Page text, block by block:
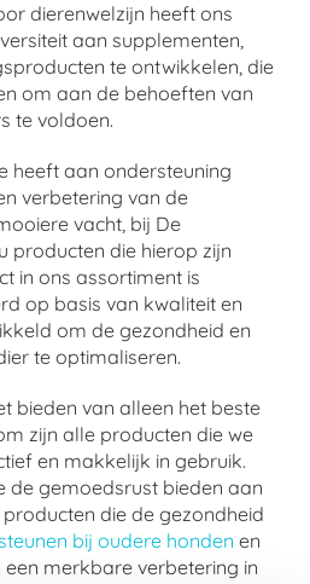
dierenwelzijn heeft ons
aan supplementen,
te ontwikkelen, die
om aan de behoeften van
te voldoen.
heeft aan ondersteuning
verbetering van de
vacht, bij De
producten die hierop zijn
in ons assortiment is
op basis van kwaliteit en
om de gezondheid en
te optimaliseren.
bieden van alleen het beste
zijn alle producten die we
en makkelijk in gebruik.
de gemoedsrust bieden aan
die de gezondheid
bij oudere honden en
merkbare verbetering in